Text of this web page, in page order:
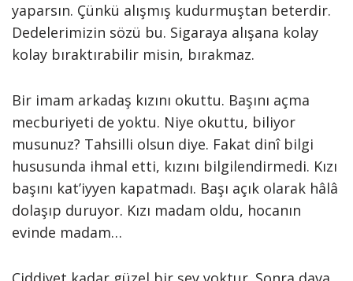
yaparsın. Çünkü alışmış kudurmuştan beterdir.
Dedelerimizin sözü bu. Sigaraya alışana kolay
kolay bıraktırabilir misin, bırakmaz.
Bir imam arkadaş kızını okuttu. Başını açma
mecburiyeti de yoktu. Niye okuttu, biliyor
musunuz? Tahsilli olsun diye. Fakat dinî bilgi
hususunda ihmal etti, kızını bilgilendirmedi. Kızı
başını kat’iyyen kapatmadı. Başı açık olarak hâlâ
dolaşıp duruyor. Kızı madam oldu, hocanın
evinde madam…